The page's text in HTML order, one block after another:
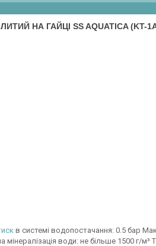
НА ГАЙЦІ SS AQUATICA (KT-
в системі водопостачання: 0.5 бар
води: не більше 1500 г/м³